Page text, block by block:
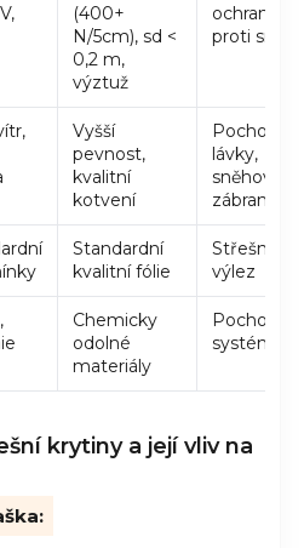
(400+
N/5cm), sd <
0,2 m,
výztuž
ochrana
proti
Vyšší
pevnost,
kvalitní
kotvení
Pochozí
lávky,
sněhové
zábrany
Standardní
kvalitní fólie
Střešní
výlez
Chemicky
odolné
materiály
Pochozí
systémy
krytiny a její vliv na